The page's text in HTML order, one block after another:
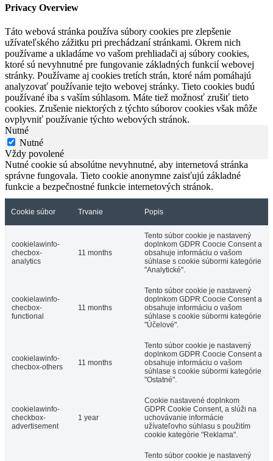
Privacy Overview
Táto webová stránka používa súbory cookies pre zlepšenie
užívateľského zážitku pri prechádzaní stránkami. Okrem nich
používame a ukladáme vo vašom prehliadači aj súbory cookies,
ktoré sú nevyhnutné pre fungovanie základných funkcií webovej
stránky. Používame aj cookies tretích strán, ktoré nám pomáhajú
analyzovať používanie tejto webovej stránky. Tieto cookies budú
používané iba s vaším súhlasom. Máte tiež možnosť zrušiť tieto
cookies. Zrušenie niektorých z týchto súborov cookies však môže
ovplyvniť používanie týchto webových stránok.
Nutné
Nutné
Vždy povolené
Nutné cookie sú absolútne nevyhnutné, aby internetová stránka
správne fungovala. Tieto cookie anonymne zaisťujú základné
funkcie a bezpečnostné funkcie internetových stránok.
Cookie súbor Trvanie Popis
cookielawinfo-
checbox-
analytics
11 months
Tento súbor cookie je nastavený
doplnkom GDPR Coocie Consent a
obsahuje informáciu o vašom
súhlase s cookie súbormi kategórie
"Analytické".
cookielawinfo-
checbox-
functional
11 months
Tento súbor cookie je nastavený
doplnkom GDPR Coocie Consent a
obsahuje informáciu o vašom
súhlase s cookie súbormi kategórie
"Účelové".
cookielawinfo-
checbox-others
11 months
Tento súbor cookie je nastavený
doplnkom GDPR Coocie Consent a
obsahuje informáciu o vašom
súhlase s cookie súbormi kategórie
"Ostatné".
cookielawinfo-
checkbox-
advertisement
1 year
Cookie nastavené doplnkom
GDPR Cookie Consent, a slúži na
uchovávanie informácie
užívateľovho súhlasu s použitím
cookie kategórie "Reklama".
Tento súbor cookie je nastavený